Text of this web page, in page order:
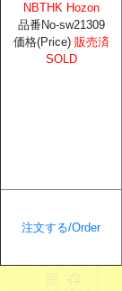
NBTHK Hozon
品番No-sw21309
価格(Price) 販売済
SOLD
注文する/Order